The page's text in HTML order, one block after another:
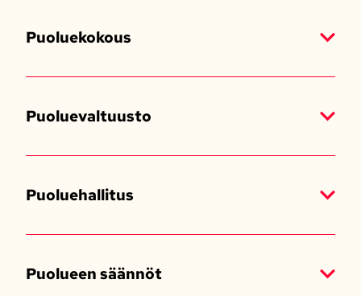
Puoluekokous
Puoluevaltuusto
Puoluehallitus
Puolueen säännöt